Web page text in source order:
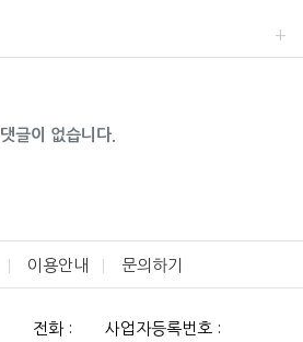
댓글이 없습니다.
이용안내 문의하기
전화 : 사업자등록번호 :